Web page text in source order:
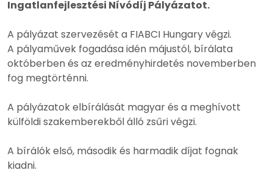
Ingatlanfejlesztési Nívódíj Pályázatot.
A pályázat szervezését a FIABCI Hungary végzi.
A pályaművek fogadása idén májustól, bírálata
októberben és az eredményhirdetés novemberben
fog megtörténni.
A pályázatok elbírálását magyar és a meghívott
külföldi szakemberekből álló zsűri végzi.
A bírálók első, második és harmadik díjat fognak
kiadni.